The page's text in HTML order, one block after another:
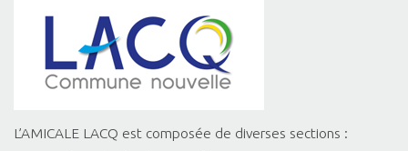
L’AMICALE LACQ est composée de diverses sections :